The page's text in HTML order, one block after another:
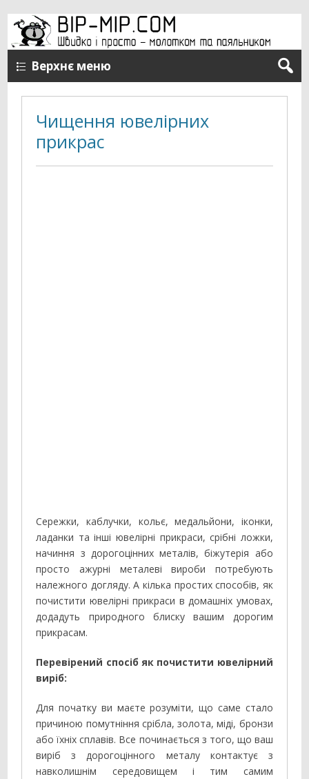
Верхнє меню
Чищення ювелірних
прикрас
Сережки, каблучки, кольє, медальйони, іконки,
ладанки та інші ювелірні прикраси, срібні ложки,
начиння з дорогоцінних металів, біжутерія або
просто ажурні металеві вироби потребують
належного догляду. А кілька простих способів, як
почистити ювелірні прикраси в домашніх умовах,
додадуть природного блиску вашим дорогим
прикрасам.
Перевірений спосіб як почистити ювелірний
виріб:
Для початку ви маєте розуміти, що саме стало
причиною помутніння срібла, золота, міді, бронзи
або їхніх сплавів. Все починається з того, що ваш
виріб з дорогоцінного металу контактує з
навколишнім середовищем і тим самим